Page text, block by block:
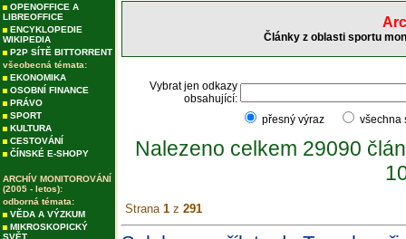
OPENOFFICE A
LIBREOFFICE
ENCYKLOPEDIE
WIKIPEDIA
P2P SÍTĚ BITTORRENT
všeobecná témata:
EKONOMIKA
OSOBNÍ FINANCE
PRÁVO
SPORT
KULTURA
CESTOVÁNÍ
ČÍNSKÉ E-SHOPY
ARCHÍV MONITOROVÁNÍ
(2005 - letos):
odborná témata:
VĚDA A VÝZKUM
MIKROSKOPICKÝ
SVĚT
Články z oblasti sportu
Vybrat jen odkazy
obsahující:
přesný výraz
Nalezeno celkem 29090
Strana 1 z 291